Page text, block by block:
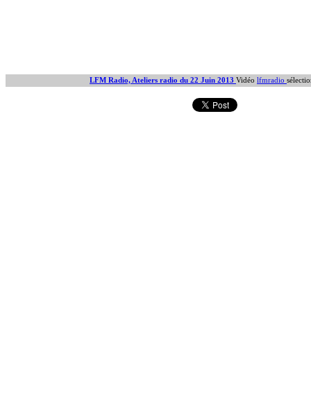
LFM Radio, Ateliers radio du 22 Juin 2013 Vidéo lfmradio